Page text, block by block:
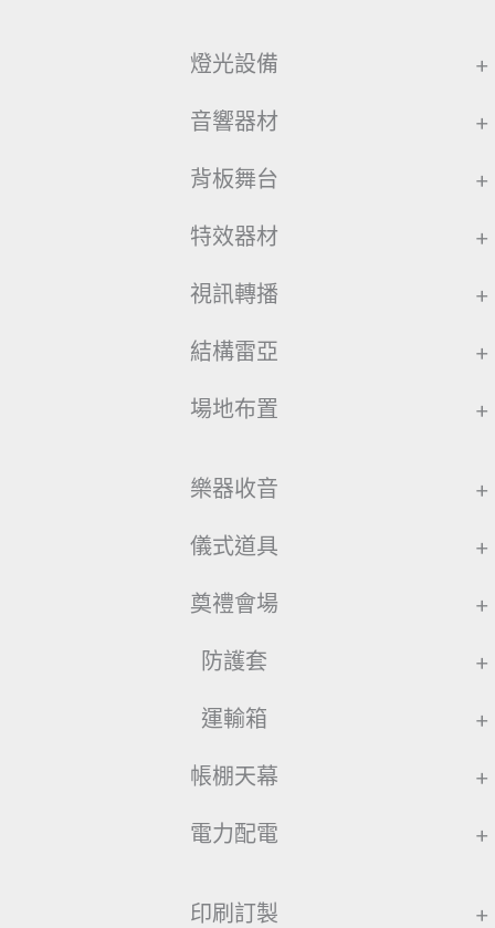
燈光設備 +
音響器材 +
背板舞台 +
特效器材 +
視訊轉播 +
結構雷亞 +
場地布置 +
樂器收音 +
儀式道具 +
奠禮會場 +
防護套 +
運輸箱 +
帳棚天幕 +
電力配電 +
印刷訂製 +